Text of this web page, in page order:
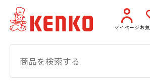
マイページ お